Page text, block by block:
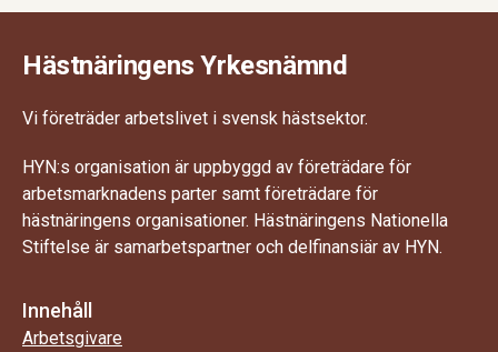
Hästnäringens Yrkesnämnd
Vi företräder arbetslivet i svensk hästsektor.
HYN:s organisation är uppbyggd av företrädare för
arbetsmarknadens parter samt företrädare för
hästnäringens organisationer. Hästnäringens Nationella
Stiftelse är samarbetspartner och delfinansiär av HYN.
Innehåll
Arbetsgivare